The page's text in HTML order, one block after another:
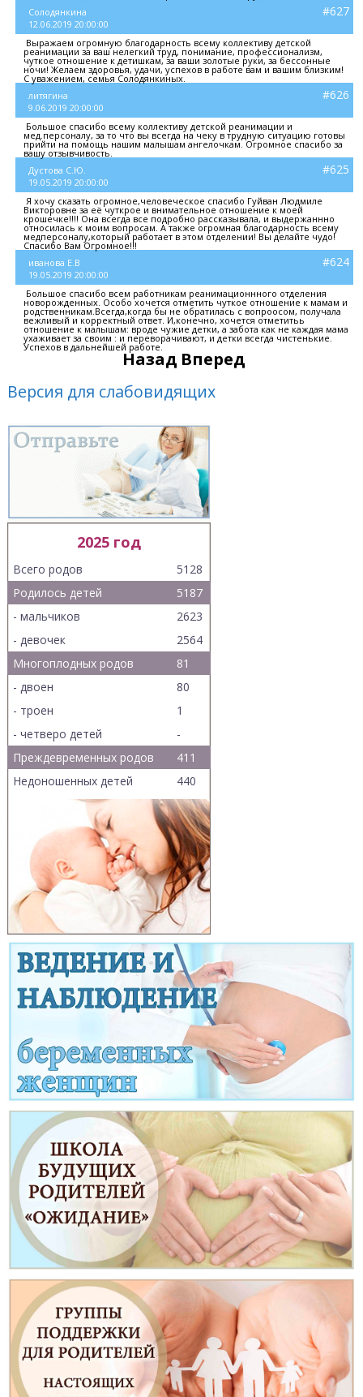
Солодянкина
12.06.2019 20:00:00
#627
Выражаем огромную благодарность всему коллективу детской
реанимации за ваш нелегкий труд, понимание, профессионализм,
чуткое отношение к детишкам, за ваши золотые руки, за бессонные
ночи! Желаем здоровья, удачи, успехов в работе вам и вашим близким!
С уважением, семья Солодянкиных.
литягина
9.06.2019 20:00:00
#626
Большое спасибо всему коллективу детской реанимации и
мед.персоналу, за то что вы всегда на чеку в трудную ситуацию готовы
прийти на помощь нашим малышам ангелочкам. Огромное спасибо за
вашу отзывчивость.
Дустова С.Ю.
19.05.2019 20:00:00
#625
Я хочу сказать огромное,человеческое спасибо Гуйван Людмиле
Викторовне за её чуткрое и внимательное отношение к моей
крошечке!!!! Она всегда все подробно рассказывала, и выдержаннно
относилась к моим вопросам. А также огромная благодарность всему
медперсоналу,который работает в этом отделении! Вы делайте чудо!
Спасибо Вам Огромное!!!
иванова Е.В
19.05.2019 20:00:00
#624
Большое спасибо всем работникам реанимационнного отделения
новорожденных. Особо хочется отметить чуткое отношение к мамам и
родственникам.Всегда,когда бы не обратилась с вопроосом, получала
вежливый и корректный ответ. И,конечно, хочется отметитьь
отношение к малышам: вроде чужие детки, а забота как не каждая мама
ухаживает за своим : и переворачивают, и детки всегда чистенькие.
Успехов в дальнейшей работе.
Назад Вперед
Версия для слабовидящих
2025 год
Всего родов
5128
Родилось детей
5187
- мальчиков
2623
- девочек
2564
Многоплодных родов
81
- двоен
80
- троен
1
- четверо детей
-
Преждевременных родов
411
Недоношенных детей
440